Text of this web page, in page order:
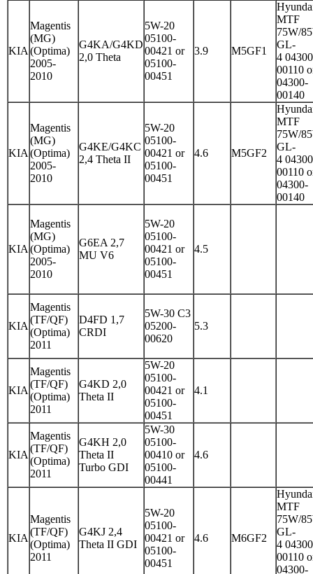
KIA
Magentis
(MG)
(Optima)
2005-
2010
G4KA/G4KD
2,0 Theta
5W-20
05100-
00421 or
05100-
00451
3.9 M5GF1
MTF
75W/
GL-
4
00110
04300-
00140
KIA
Magentis
(MG)
(Optima)
2005-
2010
G4KE/G4KC
2,4 Theta II
5W-20
05100-
00421 or
05100-
00451
4.6 M5GF2
MTF
75W/
GL-
4
00110
04300-
00140
KIA
Magentis
(MG)
(Optima)
2005-
2010
G6EA 2,7
MU V6
5W-20
05100-
00421 or
05100-
00451
4.5
KIA
Magentis
(TF/QF)
(Optima)
2011
D4FD 1,7
CRDI
5W-30 C3
05200-
00620
5.3
KIA
Magentis
(TF/QF)
(Optima)
2011
G4KD 2,0
Theta II
5W-20
05100-
00421 or
05100-
00451
4.1
KIA
Magentis
(TF/QF)
(Optima)
2011
G4KH 2,0
Theta II
Turbo GDI
5W-30
05100-
00410 or
05100-
00441
4.6
KIA
Magentis
(TF/QF)
(Optima)
2011
G4KJ 2,4
Theta II GDI
5W-20
05100-
00421 or
05100-
00451
4.6 M6GF2
MTF
75W/
GL-
4
00110
04300-